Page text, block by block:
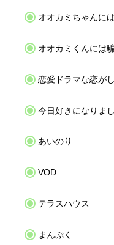
オオカミちゃんに
オオカミくんには
恋愛ドラマな恋が
今日好きになりま
あいのり
VOD
テラスハウス
まんぷく